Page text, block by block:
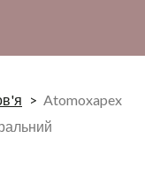
Atomoxapex